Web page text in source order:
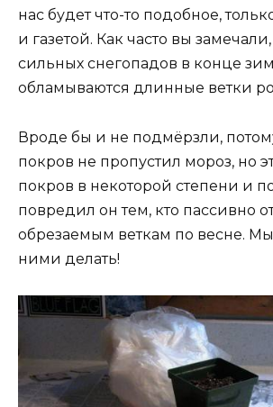
нас будет что-то подобное,
и газетой. Как часто вы
сильных снегопадов в конце
обламываются длинные ветки
Вроде бы и не подмёрзли,
покров не пропустил мороз, но
покров в некоторой степени и
повредил он тем, кто пассивно
обрезаемым веткам по весне. Мы
ними делать!